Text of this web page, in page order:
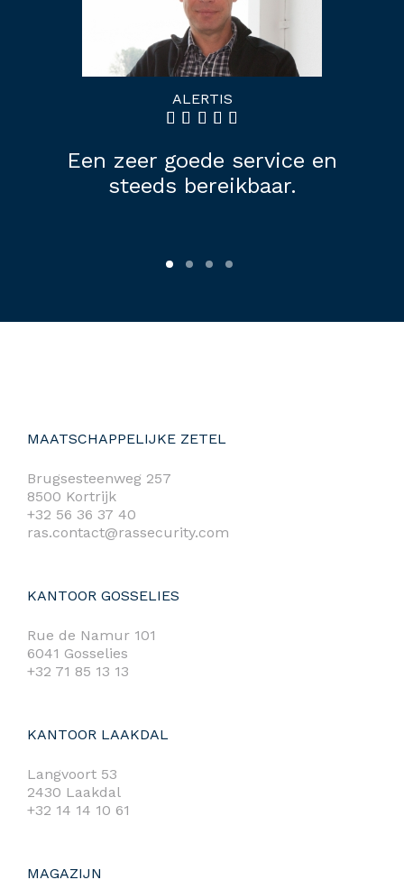
goede service en
bereikbaar.
MAATSCHAPPELIJKE ZETEL
Brugsesteenweg 257
8500 Kortrijk
+32 56 36 37 40
ras.contact@rassecurity.com
KANTOOR GOSSELIES
Rue de Namur 101
6041 Gosselies
+32 71 85 13 13
KANTOOR LAAKDAL
Langvoort 53
2430 Laakdal
+32 14 14 10 61
MAGAZIJN